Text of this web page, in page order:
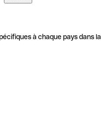
à chaque pays dans la